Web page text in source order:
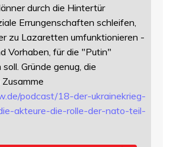
durch die Hintertür
Errungenschaften schleifen,
zu Lazaretten umfunktionieren -
Vorhaben, für die "Putin"
Gründe genug, die
podcast/18-der-ukrainekrieg-
akteure-die-rolle-der-nato-teil-